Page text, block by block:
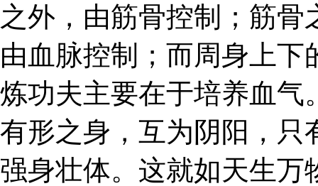
之外，由筋骨控制；筋
由血脉控制；而周身上
炼功夫主要在于培养血气
有形之身，互为阴阳，只
强身壮体。这就如天生万